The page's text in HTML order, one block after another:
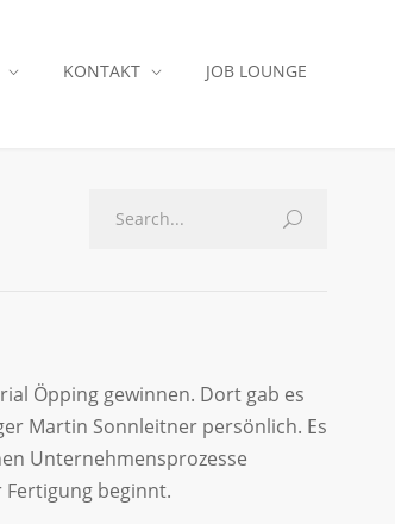
KONTAKT JOB LOUNGE
Öpping gewinnen. Dort gab es
Martin Sonnleitner persönlich. Es
Unternehmensprozesse
beginnt.